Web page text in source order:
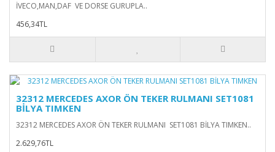
İVECO,MAN,DAF VE DORSE GURUPLA..
456,34TL
32312 MERCEDES AXOR ÖN TEKER RULMANI SET1081
BİLYA TIMKEN
32312 MERCEDES AXOR ÖN TEKER RULMANI SET1081 BİLYA TIMKEN..
2.629,76TL